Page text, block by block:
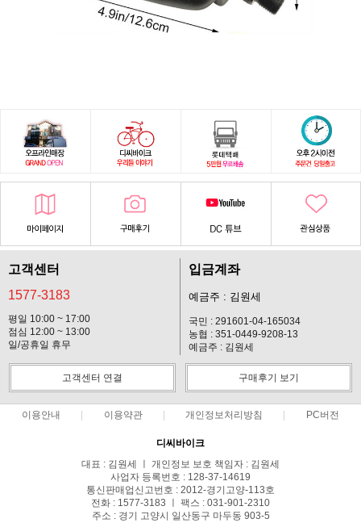
고객센터
1577-3183
평일 10:00 ~ 17:00
점심 12:00 ~ 13:00
일/공휴일 휴무
입금계좌
예금주 : 김원세
국민 : 291601-04-165034
농협 : 351-0449-9208-13
예금주 : 김원세
고객센터 연결 구매후기 보기
이용안내 이용약관 개인정보처리방침 PC버전
디씨바이크
대표 : 김원세 ㅣ 개인정보 보호 책임자 : 김원세
사업자 등록번호 : 128-37-14619
통신판매업신고번호 : 2012-경기고양-113호
전화 : 1577-3183 ㅣ 팩스 : 031-901-2310
주소 : 경기 고양시 일산동구 마두동 903-5